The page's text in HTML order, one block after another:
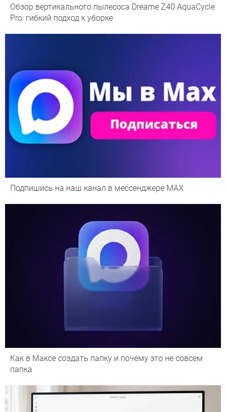
Обзор вертикального пылесоса Dreame Z40 AquaCycle
Pro: гибкий подход к уборке
Подпишись на наш канал в мессенджере МАХ
Как в Максе создать папку и почему это не совсем
папка